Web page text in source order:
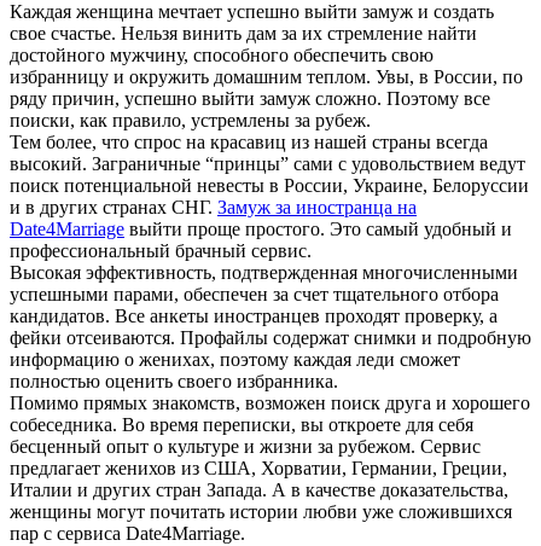
Каждая женщина мечтает успешно выйти замуж и создать
свое счастье. Нельзя винить дам за их стремление найти
достойного мужчину, способного обеспечить свою
избранницу и окружить домашним теплом. Увы, в России, по
ряду причин, успешно выйти замуж сложно. Поэтому все
поиски, как правило, устремлены за рубеж.
Тем более, что спрос на красавиц из нашей страны всегда
высокий. Заграничные “принцы” сами с удовольствием ведут
поиск потенциальной невесты в России, Украине, Белоруссии
и в других странах СНГ. Замуж за иностранца на
Date4Marriage выйти проще простого. Это самый удобный и
профессиональный брачный сервис.
Высокая эффективность, подтвержденная многочисленными
успешными парами, обеспечен за счет тщательного отбора
кандидатов. Все анкеты иностранцев проходят проверку, а
фейки отсеиваются. Профайлы содержат снимки и подробную
информацию о женихах, поэтому каждая леди сможет
полностью оценить своего избранника.
Помимо прямых знакомств, возможен поиск друга и хорошего
собеседника. Во время переписки, вы откроете для себя
бесценный опыт о культуре и жизни за рубежом. Сервис
предлагает женихов из США, Хорватии, Германии, Греции,
Италии и других стран Запада. А в качестве доказательства,
женщины могут почитать истории любви уже сложившихся
пар с сервиса Date4Marriage.